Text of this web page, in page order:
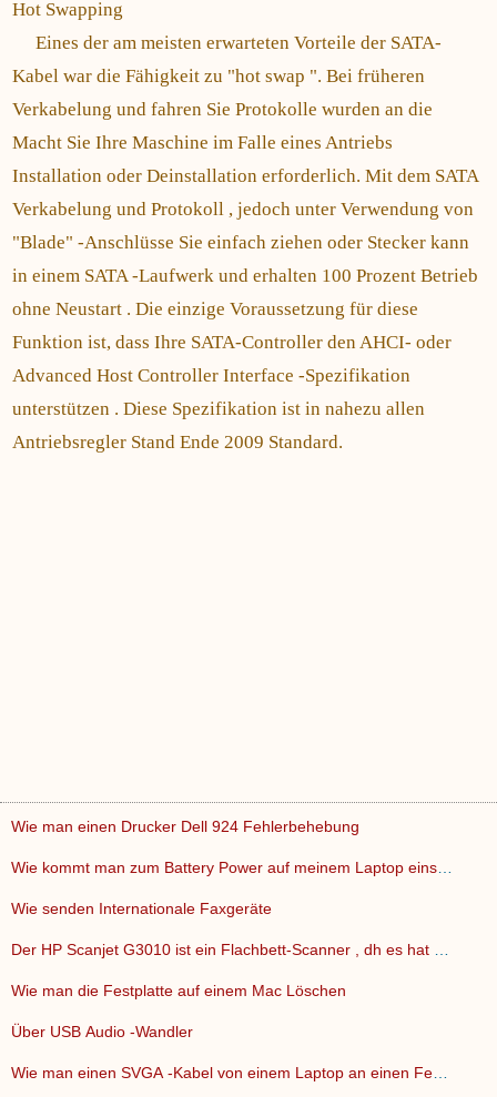
Hot Swapping
Eines der am meisten erwarteten Vorteile der SATA-
Kabel war die Fähigkeit zu "hot swap ". Bei früheren
Verkabelung und fahren Sie Protokolle wurden an die
Macht Sie Ihre Maschine im Falle eines Antriebs
Installation oder Deinstallation erforderlich. Mit dem SATA
Verkabelung und Protokoll , jedoch unter Verwendung von
"Blade" -Anschlüsse Sie einfach ziehen oder Stecker kann
in einem SATA -Laufwerk und erhalten 100 Prozent Betrieb
ohne Neustart . Die einzige Voraussetzung für diese
Funktion ist, dass Ihre SATA-Controller den AHCI- oder
Advanced Host Controller Interface -Spezifikation
unterstützen . Diese Spezifikation ist in nahezu allen
Antriebsregler Stand Ende 2009 Standard.
Wie man einen Drucker Dell 924 Fehlerbehebung
Wie senden Internationale Faxgeräte
Wie man die Festplatte auf einem Mac Löschen
Über USB Audio -Wandler